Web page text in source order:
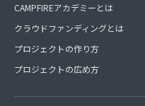
CAMPFIREアカデミーとは
クラウドファンディングとは
プロジェクトの作り方
プロジェクトの広め方